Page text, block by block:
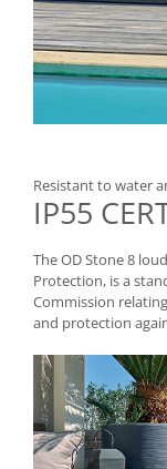
Resistant to water
IP55
The OD Stone 8
Protection, is a
Commission
and protection